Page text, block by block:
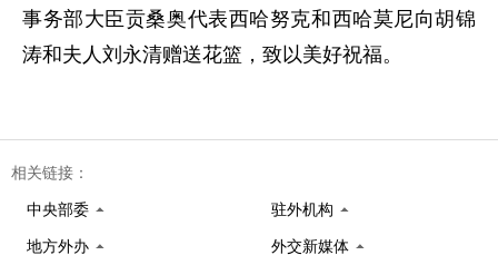
事务部大臣贡桑奥代表西哈努克和西哈莫尼向胡锦
涛和夫人刘永清赠送花篮，致以美好祝福。
相关链接：
中央部委 驻外机构
地方外办 外交新媒体